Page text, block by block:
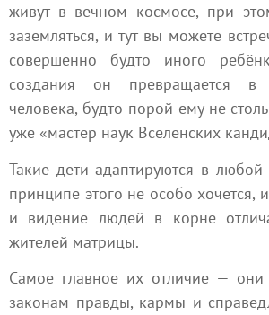
живут в вечном космосе, при
заземляться, и тут вы можете
совершенно будто иного
создания он превращается в
человека, будто порой ему не
уже «мастер наук Вселенских
Такие дети адаптируются в
принципе этого не особо хочется,
и видение людей в корне
жителей матрицы.
Самое главное их отличие — они
законам правды, кармы и